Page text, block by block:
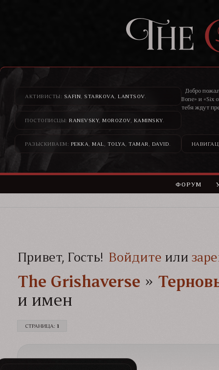
АКТИВИСТЫ: SAFIN STARKOVA LANTSOV.
ПОСТОПИСЦЫ: RANEVSKY, MOROZOV, KAMINSKY.
РАЗЫСКИВАЕМ: PEKKA MAL TOLYA TAMAR DAVID
Добро
Bone» и «Six
тебя ждут
ФОРУМ
Привет, Гость! Войдите или
The Grishaverse­­­ »
и имен
СТРАНИЦА: 1